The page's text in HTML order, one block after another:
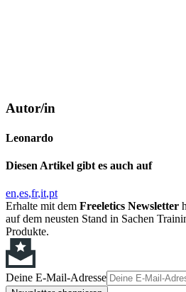
Autor/in
Leonardo
Diesen Artikel gibt es auch auf
en es fr it pt
Erhalte mit dem Freeletics Newsletter
auf dem neusten Stand in Sachen
Produkte.
Deine E-Mail-Adresse